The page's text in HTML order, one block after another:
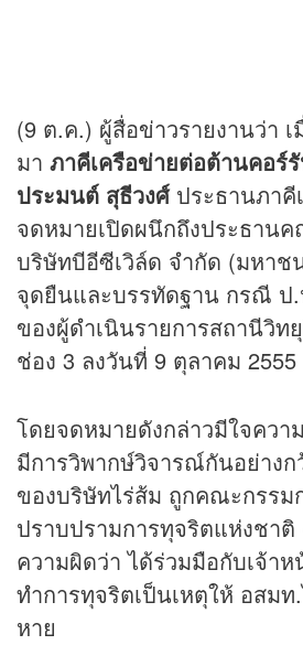
(9 ต.ค.) ผู้สื่อข่าวรายงานว่า
มา ภาคีเครือข่ายต่อต้านคอร์
ประมนต์ สุธีวงศ์ประธานภาคี
จดหมายเปิดผนึกถึงประธาน
บริษัทบีอีซีเวิล์ด จำกัด (มหาช
จุดยืนและบรรทัดฐาน กรณี ป
ของผู้ดำเนินรายการสถานีวิท
ช่อง 3 ลงวันที่ 9 ตุลาคม 2555
โดยจดหมายดังกล่าวมีใจควา
มีการวิพากษ์วิจารณ์กันอย่าง
ของบริษัทไร่ส้ม ถูกคณะกรรม
ปราบปรามการทุจริตแห่งชา
ความผิดว่า ได้ร่วมมือกับเจ้า
ทำการทุจริตเป็นเหตุให้ อสมท
หาย